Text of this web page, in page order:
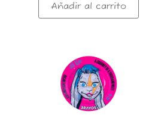
Añadir al carrito
CONEJO
cantidad